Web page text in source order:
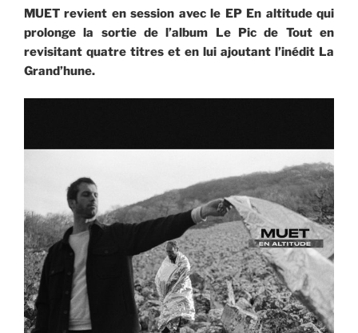
MUET revient en session avec le EP En altitude qui
prolonge la sortie de l’album Le Pic de Tout en
revisitant quatre titres et en lui ajoutant l’inédit La
Grand’hune.